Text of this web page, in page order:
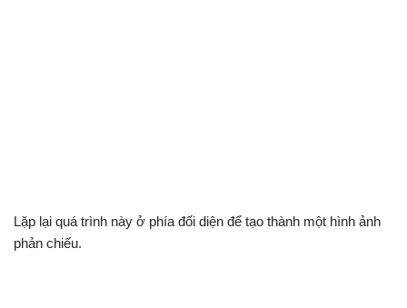
Lặp lại quá trình này ở phía đối diện để tạo thành một hình ảnh
phản chiếu.